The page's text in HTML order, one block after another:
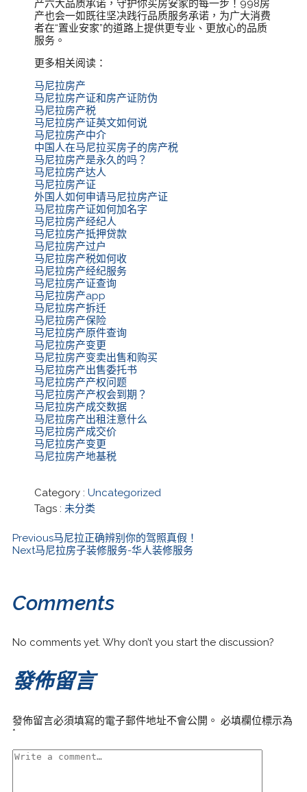
产六大品质承诺，守护你买房安家的每一步！998房
产也会一如既往坚决践行品质服务承诺，为广大消费
者在“置业安家”的道路上提供更专业、更放心的品质
服务。
更多相关阅读：
马尼拉房产
马尼拉房产证和房产证防伪
马尼拉房产税
马尼拉房产证英文如何说
马尼拉房产中介
中国人在马尼拉买房子的房产税
马尼拉房产是永久的吗？
马尼拉房产达人
马尼拉房产证
外国人如何申请马尼拉房产证
马尼拉房产证如何加名字
马尼拉房产经纪人
马尼拉房产抵押贷款
马尼拉房产过户
马尼拉房产税如何收
马尼拉房产经纪服务
马尼拉房产证查询
马尼拉房产app
马尼拉房产拆迁
马尼拉房产保险
马尼拉房产原件查询
马尼拉房产变更
马尼拉房产变卖出售和购买
马尼拉房产出售委托书
马尼拉房产产权问题
马尼拉房产产权会到期？
马尼拉房产成交数据
马尼拉房产出租注意什么
马尼拉房产成交价
马尼拉房产变更
马尼拉房产地基税
Category : Uncategorized
Tags : 未分类
Previous马尼拉正确辨别你的驾照真假！
Next马尼拉房子装修服务-华人装修服务
Comments
No comments yet. Why don’t you start the discussion?
發佈留言
發佈留言必須填寫的電子郵件地址不會公開。 必填欄位標示為
*